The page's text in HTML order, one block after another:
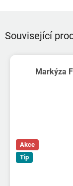
Související
Markýza
Akce
Tip